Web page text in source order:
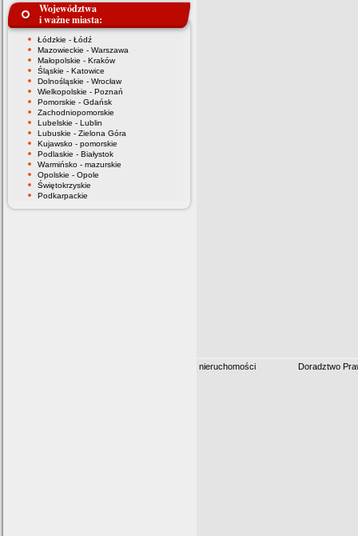
Województwa
i ważne miasta:
Łódzkie - Łódź
Mazowieckie - Warszawa
Małopolskie - Kraków
Śląskie - Katowice
Dolnośląskie - Wrocław
Wielkopolskie - Poznań
Pomorskie - Gdańsk
Zachodniopomorskie
Lubelskie - Lublin
Lubuskie - Zielona Góra
Kujawsko - pomorskie
Podlaskie - Białystok
Warmińsko - mazurskie
Opolskie - Opole
Świętokrzyskie
Podkarpackie
nieruchomości Doradztwo